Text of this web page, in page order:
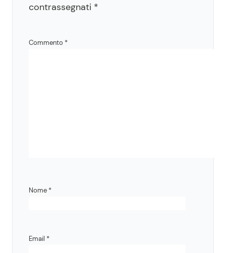
contrassegnati *
Commento *
Nome *
Email *